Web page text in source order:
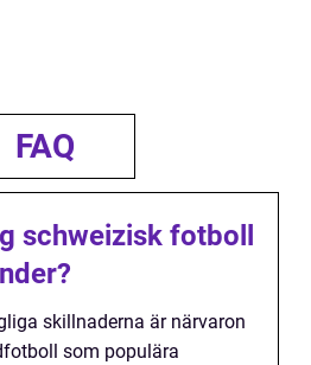
FAQ
schweizisk fotboll
skillnaderna är närvaron
som populära